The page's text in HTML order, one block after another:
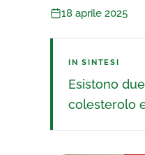
18 aprile 2025
IN SINTESI
Esistono
colesterolo